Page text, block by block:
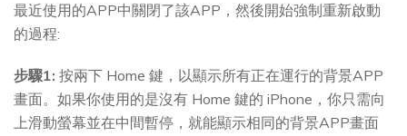
最近使用的APP中關閉了該APP，然後開始強制重新啟動
的過程:
步驟1: 按兩下 Home 鍵，以顯示所有正在運行的背景APP
畫面。如果你使用的是沒有 Home 鍵的 iPhone，你只需向
上滑動螢幕並在中間暫停，就能顯示相同的背景APP畫面